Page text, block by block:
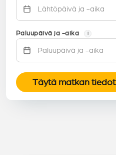
Paluupäivä ja -aika i
Täytä matkan tiedot